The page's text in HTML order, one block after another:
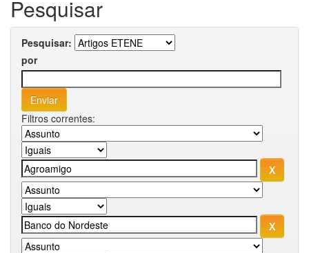
Pesquisar
Pesquisar:
por
Filtros correntes: